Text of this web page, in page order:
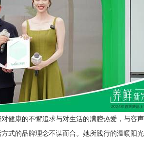
康的不懈追求与对生活的满腔热爱，与容
式的品牌理念不谋而合。她所践行的温暖阳